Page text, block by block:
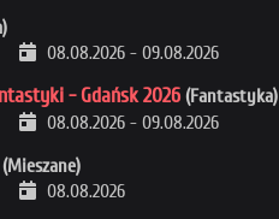
08.08.2026 - 09.08.2026
- Gdańsk 2026 (Fantastyka)
08.08.2026 - 09.08.2026
(Mieszane)
08.08.2026